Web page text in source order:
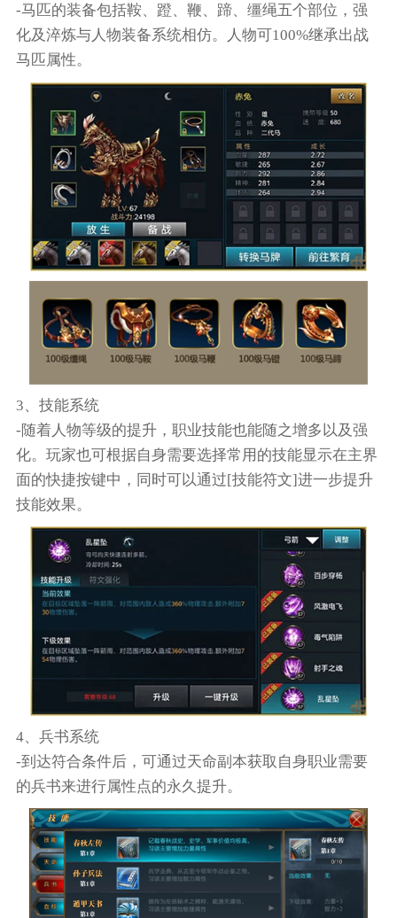
-马匹的装备包括鞍、蹬、鞭、蹄、缰绳五个部位，强
化及淬炼与人物装备系统相仿。人物可100%继承出战
马匹属性。
3、技能系统
-随着人物等级的提升，职业技能也能随之增多以及强
化。玩家也可根据自身需要选择常用的技能显示在主界
面的快捷按键中，同时可以通过[技能符文]进一步提升
技能效果。
4、兵书系统
-到达符合条件后，可通过天命副本获取自身职业需要
的兵书来进行属性点的永久提升。